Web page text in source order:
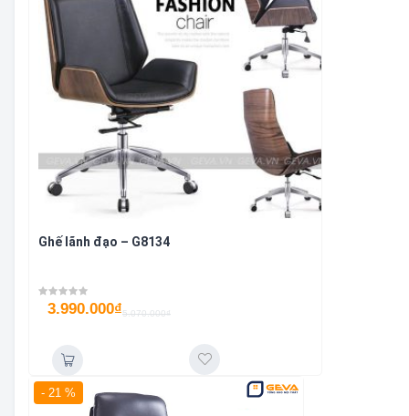
Ghế lãnh đạo – G8134
5.070.000₫
3.990.000₫
- 21 %